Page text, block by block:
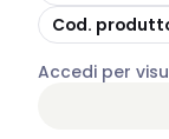
copia
Cod.
Accedi per